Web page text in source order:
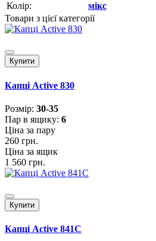
Колір:
мікс
Товари з цієї категорії
Купити
Капці Active 830
Розмiр: 30-35
Пар в ящику: 6
Ціна за пару
260 грн.
Ціна за ящик
1 560 грн.
Купити
Капці Active 841C